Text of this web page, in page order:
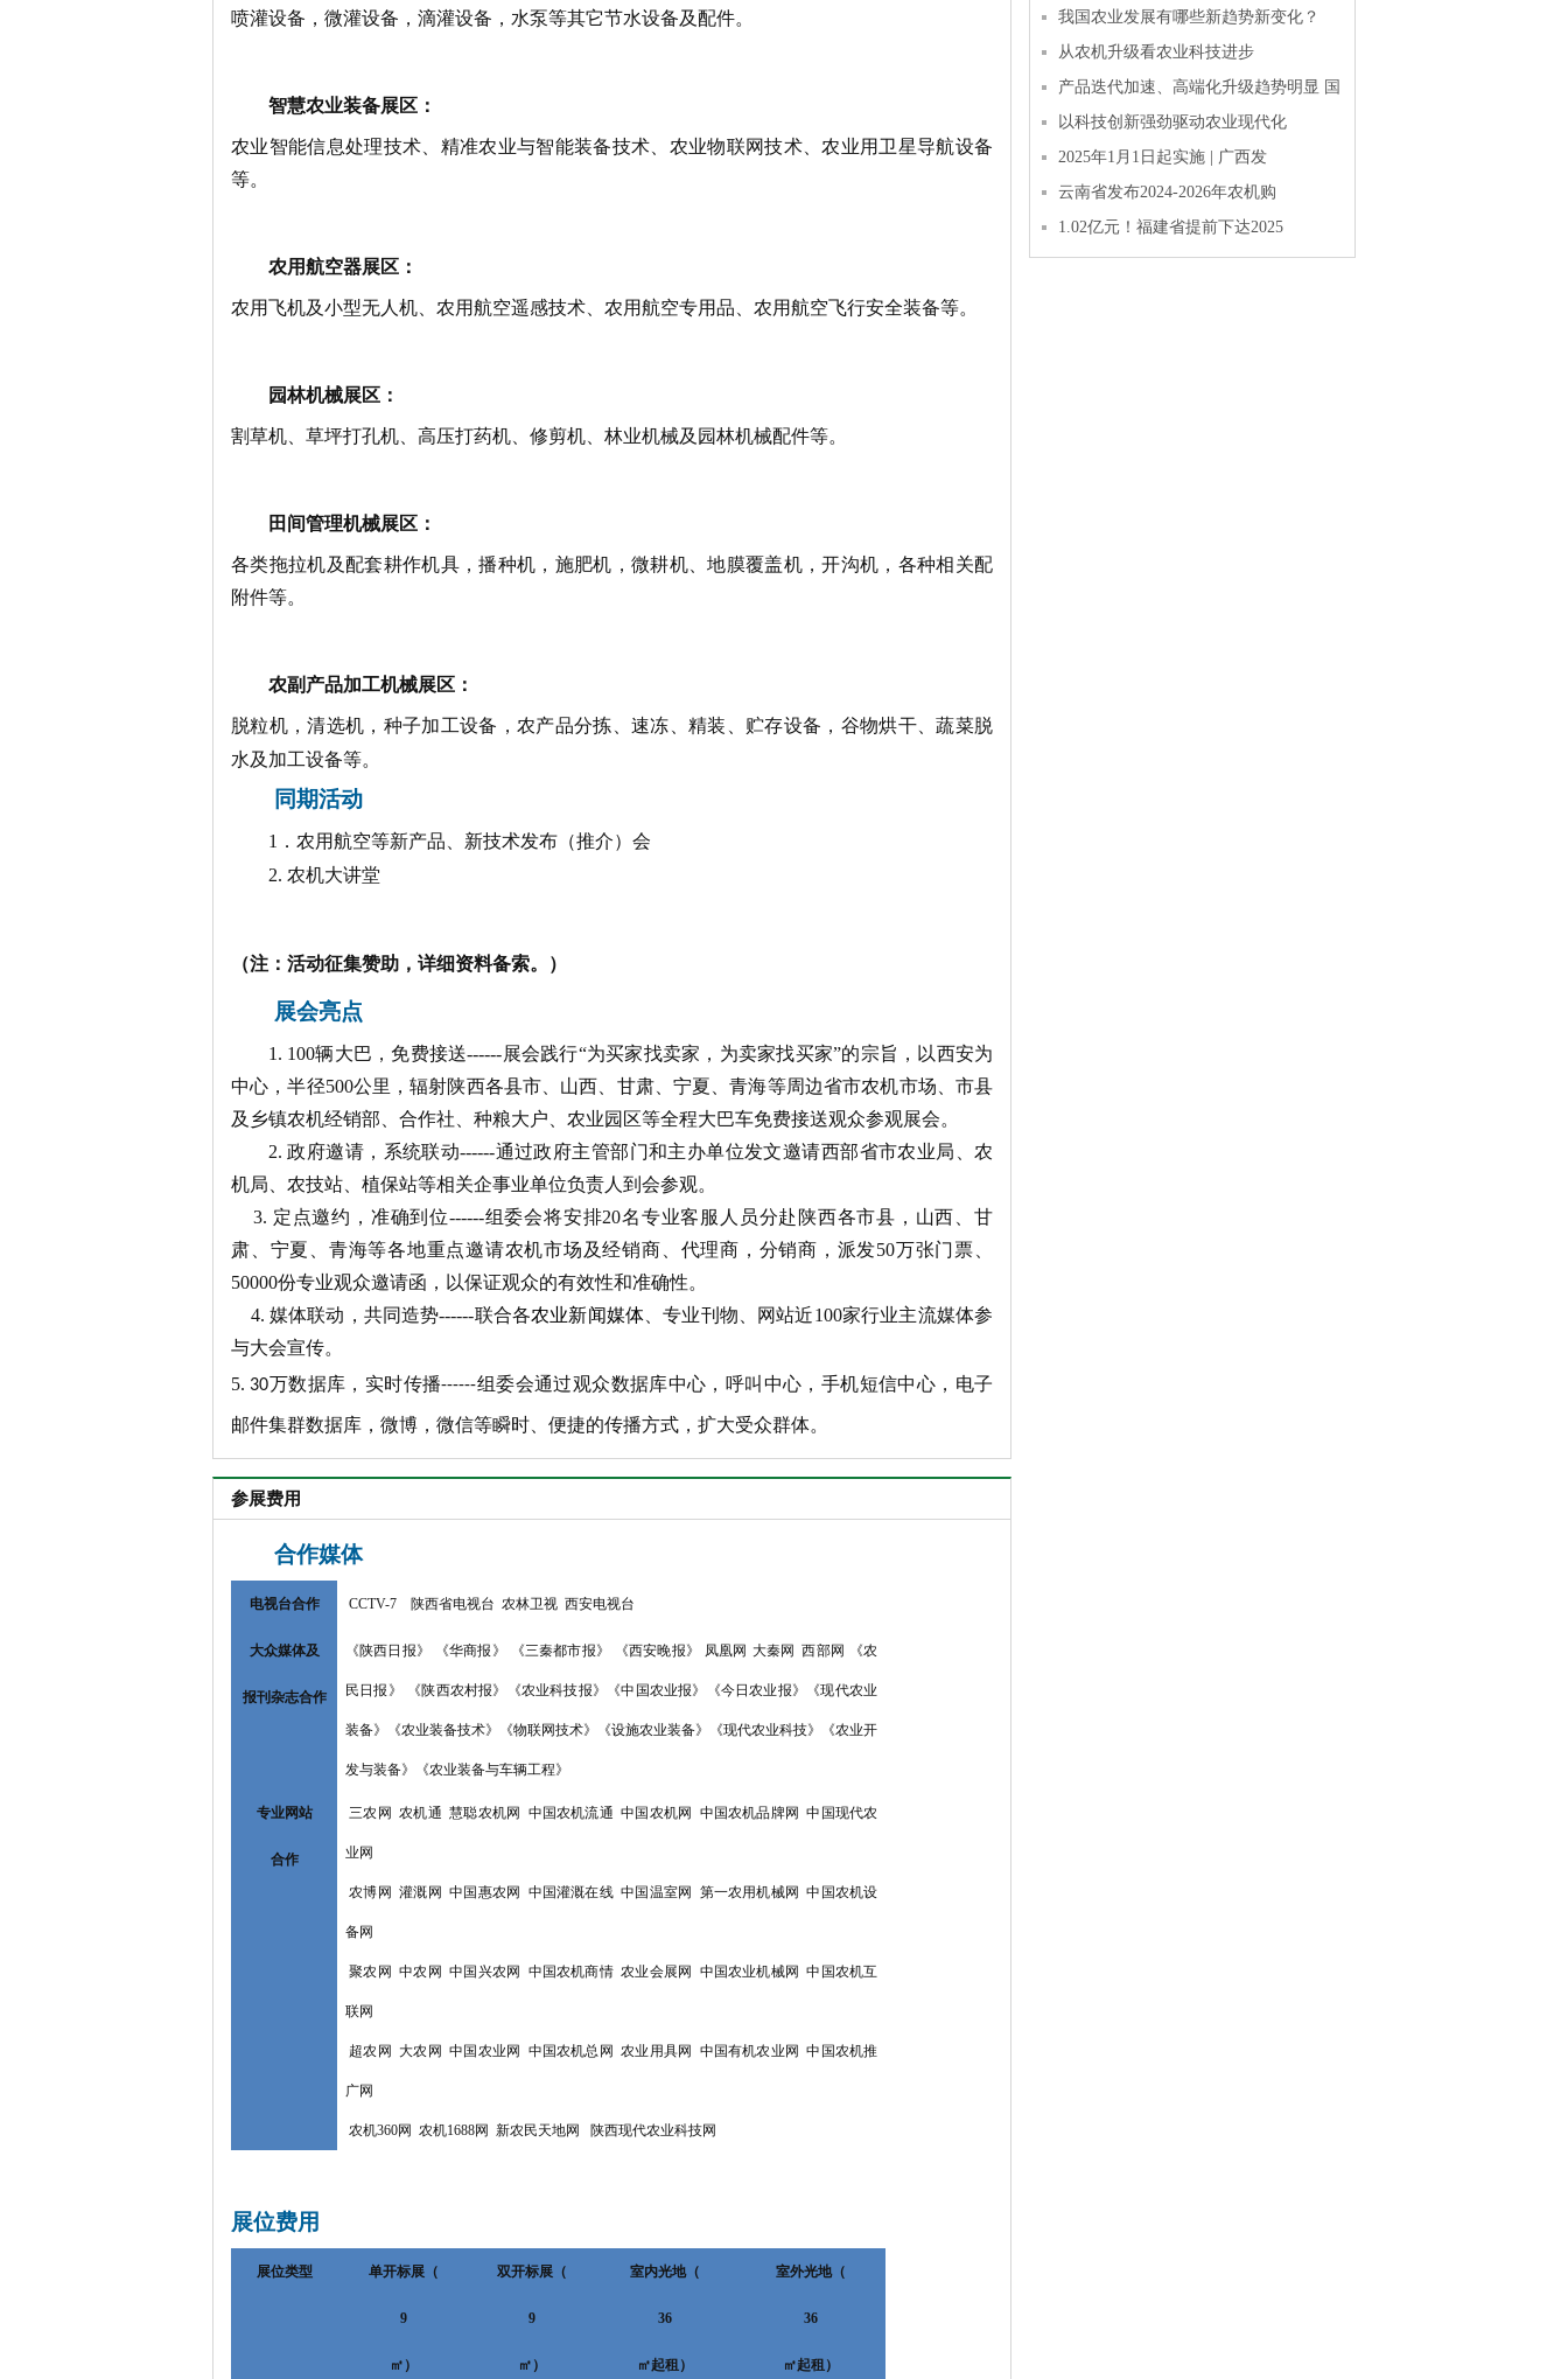
喷灌设备，微灌设备，滴灌设备，水泵等其它节水设备及配件。
智慧农业装备展区：
农业智能信息处理技术、精准农业与智能装备技术、农业物联网技术、农业用卫星导航设备
等。
农用航空器展区：
农用飞机及小型无人机、农用航空遥感技术、农用航空专用品、农用航空飞行安全装备等。
园林机械展区：
割草机、草坪打孔机、高压打药机、修剪机、林业机械及园林机械配件等。
田间管理机械展区：
各类拖拉机及配套耕作机具，播种机，施肥机，微耕机、地膜覆盖机，开沟机，各种相关配
附件等。
农副产品加工机械展区：
脱粒机，清选机，种子加工设备，农产品分拣、速冻、精装、贮存设备，谷物烘干、蔬菜脱
水及加工设备等。
同期活动
1 ．农用航空等新产品、新技术发布（推介）会
2. 农机大讲堂
（注：活动征集赞助，详细资料备索。）
展会亮点
1. 100辆大巴，免费接送------展会践行“为买家找卖家，为卖家找买家”的宗旨，以西安为
中心，半径500公里，辐射陕西各县市、山西、甘肃、宁夏、青海等周边省市农机市场、市县
及乡镇农机经销部、合作社、种粮大户、农业园区等全程大巴车免费接送观众参观展会。
2.政府邀请，系统联动------通过政府主管部门和主办单位发文邀请西部省市农业局、农
机局、农技站、植保站等相关企事业单位负责人到会参观。
3. 定点邀约，准确到位------组委会将安排20名专业客服人员分赴陕西各市县，山西、甘
肃、宁夏、青海等各地重点邀请农机市场及经销商、代理商，分销商，派发50万张门票、
50000份专业观众邀请函，以保证观众的有效性和准确性。
4. 媒体联动，共同造势------联合各农业新闻媒体 、专业刊物、网站近100家行业主流媒体参
与大会宣传。
5. 30万数据库，实时传播------组委会通过观众数据库中心，呼叫中心，手机短信中心，电子
邮件集群数据库，微博，微信等瞬时、便捷的传播方式，扩大受众群体。
参展费用
合作媒体
电视台合作 CCTV-7 陕西省电视台 农林卫视 西安电视台
大众媒体及
报刊杂志合作
《陕西日报》 《华商报》 《三秦都市报》 《西安晚报》 凤凰网 大秦网 西部网 《农
民日报》 《陕西农村报》《农业科技报》《中国农业报》《今日农业报》《现代农业
装备》《农业装备技术》《物联网技术》《设施农业装备》《现代农业科技》《农业开
发与装备》《农业装备与车辆工程》
专业网站
合作
三农网 农机通 慧聪农机网 中国农机流通 中国农机网 中国农机品牌网 中国现代农
业网
农博网 灌溉网 中国惠农网 中国灌溉在线 中国温室网 第一农用机械网 中国农机设
备网
聚农网 中农网 中国兴农网 中国农机商情 农业会展网 中国农业机械网 中国农机互
联网
超农网 大农网 中国农业网 中国农机总网 农业用具网 中国有机农业网 中国农机推
广网
农机360网 农机1688网 新农民天地网 陕西现代农业科技网
展位费用
展位类型 单开标展（
9
㎡）
双开标展（
9
㎡）
室内光地（
36
㎡起租）
室外光地（
36
㎡起租）
我国农业发展有哪些新趋势新变化？
从农机升级看农业科技进步
产品迭代加速、高端化升级趋势明显 国
以科技创新强劲驱动农业现代化
2025年1月1日起实施 | 广西发
云南省发布2024-2026年农机购
1.02亿元！福建省提前下达2025